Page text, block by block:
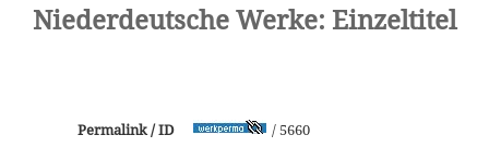
Niederdeutsche Werke: Einzeltitel
Permalink / ID / 5660